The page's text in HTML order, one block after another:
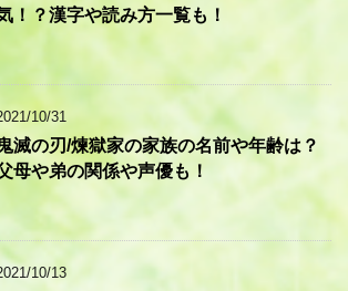
！？漢字や読み方一覧も！
10/31
滅の刃/煉獄家の家族の名前や年齢は？
母や弟の関係や声優も！
10/13